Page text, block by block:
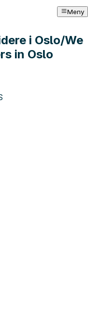
Meny
i Oslo/We
in Oslo